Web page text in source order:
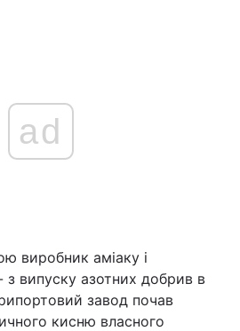
ad
виробник аміаку і
з випуску азотних добрив в
завод почав
кисню власного